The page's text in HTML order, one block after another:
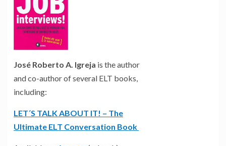
José Roberto A. Igreja is the author
and co-author of several ELT books,
including:
LET´S TALK ABOUT IT! – The
Ultimate ELT Conversation Book